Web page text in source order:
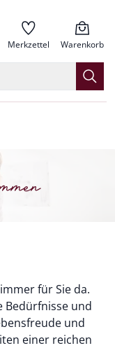
Merkzettel Warenkorb
für Sie da.
Bedürfnisse und
und
einer reichen